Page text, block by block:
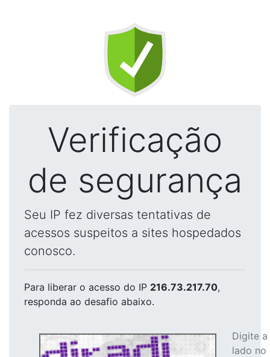
Verificação
de segurança
Seu IP fez diversas tentativas de
acessos suspeitos a sites hospedados
conosco.
Para liberar o acesso do IP 216.73.217.70,
responda ao desafio abaixo.
Digite
lado no